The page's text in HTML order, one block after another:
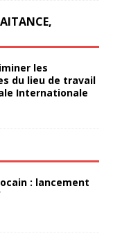
les
du lieu de travail
Internationale
: lancement